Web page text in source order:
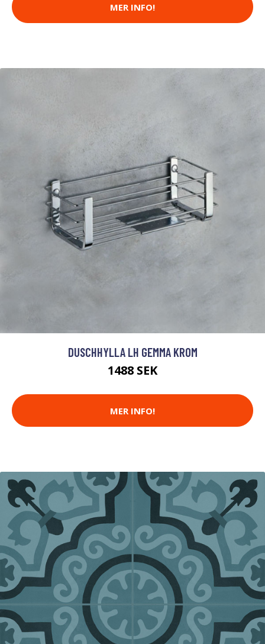
MER INFO!
DUSCHHYLLA LH GEMMA KROM
1488 SEK
MER INFO!